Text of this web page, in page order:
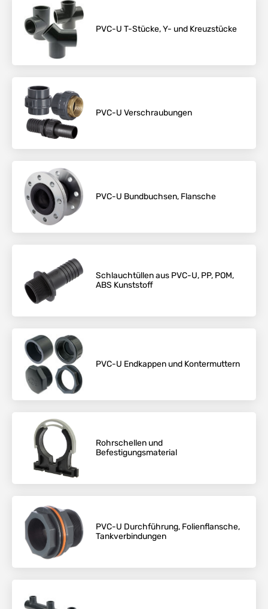
PVC-U T-Stücke, Y- und Kreuzstücke
PVC-U Verschraubungen
PVC-U Bundbuchsen, Flansche
Schlauchtüllen aus PVC-U, PP, POM,
ABS Kunststoff
PVC-U Endkappen und Kontermuttern
Rohrschellen und
Befestigungsmaterial
PVC-U Durchführung, Folienflansche,
Tankverbindungen